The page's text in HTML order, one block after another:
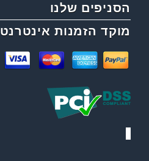
הסניפים שלנו
מוקד הזמנות אינטרנט